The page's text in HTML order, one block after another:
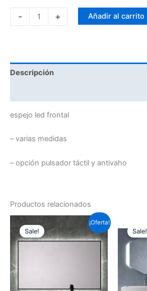
- + Añadir al carrito
Descripción
espejo led frontal
– varias medidas
– opción pulsador táctil y antivaho
Productos relacionados
¡Oferta!
Sale!
Este
producto
tiene
múltiples
variantes.
Las
Sale!